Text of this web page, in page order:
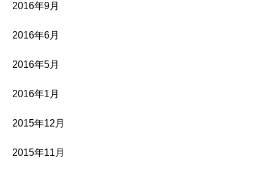
2016年9月
2016年6月
2016年5月
2016年1月
2015年12月
2015年11月